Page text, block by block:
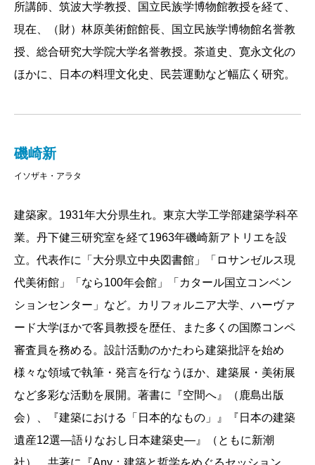
2016/04/27
所講師、筑波大学教授、国立民族学博物館教授を経て、
現在、（財）林原美術館館長、国立民族学博物館名誉教
授、総合研究大学院大学名誉教授。茶道史、寛永文化の
ほかに、日本の料理文化史、民芸運動など幅広く研究。
磯崎新
イソザキ・アラタ
建築家。1931年大分県生れ。東京大学工学部建築学科卒
業。丹下健三研究室を経て1963年磯崎新アトリエを設
立。代表作に「大分県立中央図書館」「ロサンゼルス現
代美術館」「なら100年会館」「カタール国立コンベン
ションセンター」など。カリフォルニア大学、ハーヴァ
ード大学ほかで客員教授を歴任、また多くの国際コンペ
審査員を務める。設計活動のかたわら建築批評を始め
様々な領域で執筆・発言を行なうほか、建築展・美術展
など多彩な活動を展開。著書に『空間へ』（鹿島出版
会）、『建築における「日本的なもの」』『日本の建築
遺産12選―語りなおし日本建築史―』（ともに新潮
社）、共著に『Any：建築と哲学をめぐるセッション